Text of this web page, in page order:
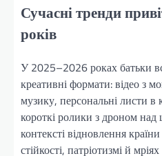
Сучасні тренди
років
У 2025–2026 роках батьки
креативні формати: відео з
музику, персональні листи в
короткі ролики з дроном
контексті відновлення
стійкості, патріотизмі й